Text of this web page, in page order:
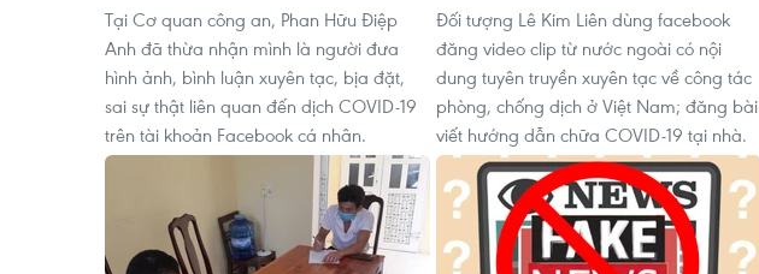
Tại Cơ quan công an, Phan Hữu Điệp
Anh đã thừa nhận mình là người đưa
hình ảnh, bình luận xuyên tạc, bịa đặt,
sai sự thật liên quan đến dịch COVID-19
trên tài khoản Facebook cá nhân.
Đối tượng Lê Kim Liên dùng facebook
đăng video clip từ nước ngoài có nội
dung tuyên truyền xuyên tạc về công tác
phòng, chống dịch ở Việt Nam; đăng bài
viết hướng dẫn chữa COVID-19 tại nhà.